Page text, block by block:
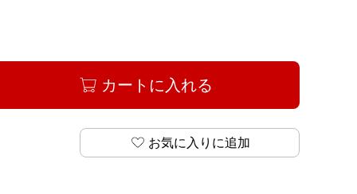
カートに入れる
お気に入りに追加